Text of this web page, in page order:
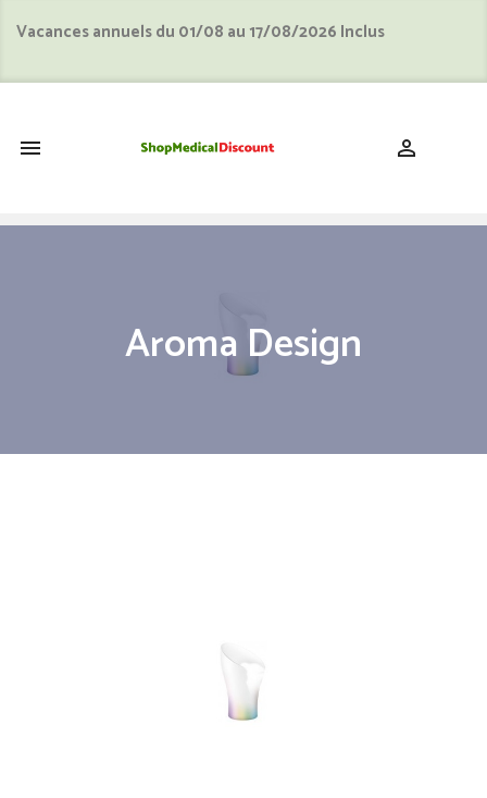
Vacances annuels du 01/08 au 17/08/2026 Inclus
 
Aroma Design